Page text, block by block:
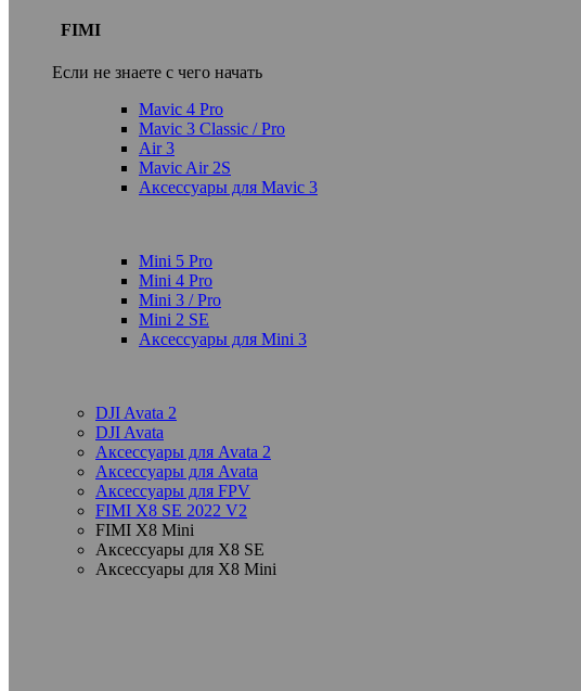
FIMI
Если не знаете с чего начать
Mavic 4 Pro
Mavic 3 Classic / Pro
Air 3
Mavic Air 2S
Аксессуары для Mavic 3
Mini 5 Pro
Mini 4 Pro
Mini 3 / Pro
Mini 2 SE
Аксессуары для Mini 3
DJI Avata 2
DJI Avata
Аксессуары для Avata 2
Аксессуары для Avata
Аксессуары для FPV
FIMI X8 SE 2022 V2
FIMI X8 Mini
Аксессуары для X8 SE
Аксессуары для X8 Mini